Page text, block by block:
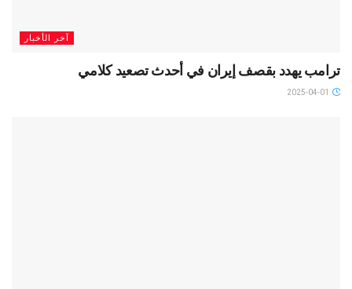
آخر الأخبار
ترامب يهدد بقصف إيران في أحدث تصعيد كلامي